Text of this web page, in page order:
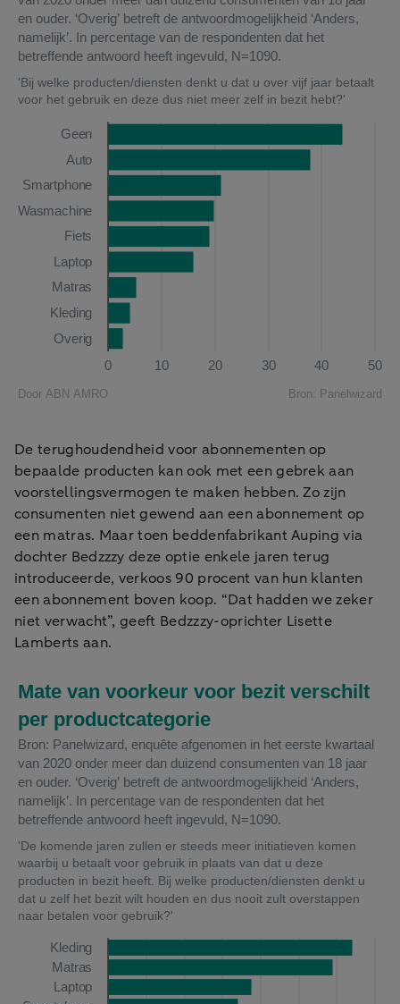
De terughoudendheid voor abonnementen op
bepaalde producten kan ook met een gebrek aan
voorstellingsvermogen te maken hebben. Zo zijn
consumenten niet gewend aan een abonnement op
een matras. Maar toen beddenfabrikant Auping via
dochter Bedzzzy deze optie enkele jaren terug
introduceerde, verkoos 90 procent van hun klanten
een abonnement boven koop. “Dat hadden we zeker
niet verwacht”, geeft Bedzzzy-oprichter Lisette
Lamberts aan.